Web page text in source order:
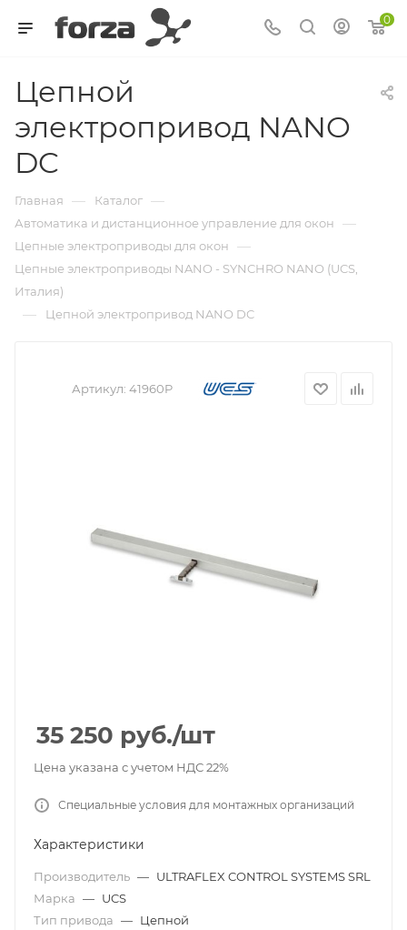
0
Цепной
электропривод NANO
DC
Главная — Каталог —
Автоматика и дистанционное управление для окон —
Цепные электроприводы для окон —
Цепные электроприводы NANO - SYNCHRO NANO (UCS,
Италия)
— Цепной электропривод NANO DC
Артикул: 41960P
35 250 руб./шт
Цена указана с учетом НДС 22%
Специальные условия для монтажных организаций
Характеристики
Производитель — ULTRAFLEX CONTROL SYSTEMS SRL
Марка — UCS
Тип привода — Цепной